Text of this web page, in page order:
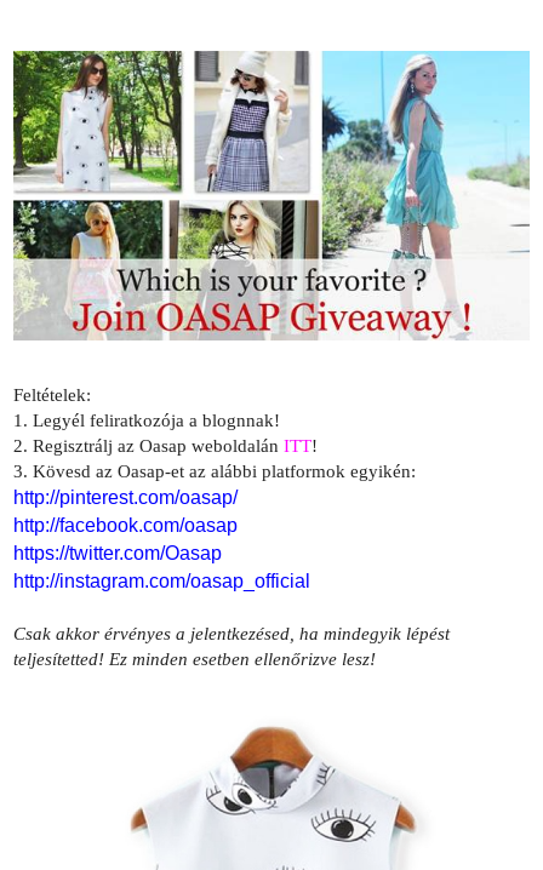
Feltételek:
1. Legyél feliratkozója a blognnak!
2. Regisztrálj azOasap weboldalánITT!
3. Kövesd az Oasap-et az alábbi platformok egyikén:
http://pinterest.com/oasap/
http://facebook.com/oasap
https://twitter.com/Oasap
http://instagram.com/oasap_official
Csak akkor érvényes a jelentkezésed, ha mindegyik lépést
teljesítetted! Ez minden esetben ellenőrizve lesz!